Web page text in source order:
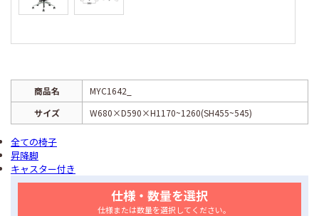
商品名
MYC1642_
サイズ
W680×D590×H1170~1260(SH455~545)
全ての椅子
昇降脚
キャスター付き
仕様・数量を選択
仕様または数量を選択してください。